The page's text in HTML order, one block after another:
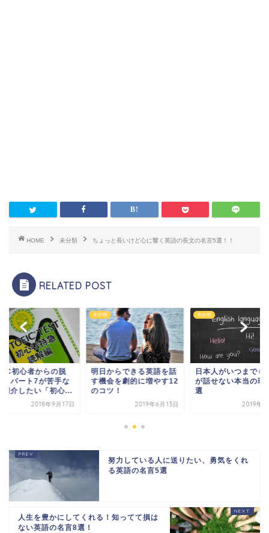
HOME 未分類 ちょっと長いけど心に響く英語の長文の名言5選！！
RELATED POST
初心者からの脱
！パート7が苦手な
紹介したい「初心...
2018年9月17日
未分類
明日からできる英語を話
す機会を劇的に増やす12
のコツ！
2019年6月13日
未分類
日本人がいつまでも
が話せない本当の理
選
2019年6
努力している人に送りたい、勇気をくれ
る英語の名言5選
人生を豊かにしてくれる！知ってて損は
ない英語の名言8選！